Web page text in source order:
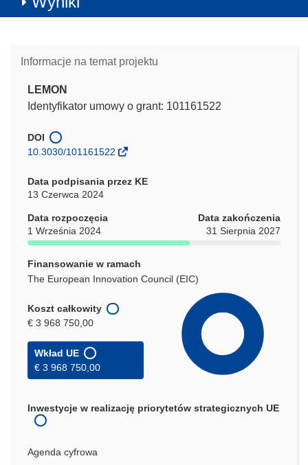
Informacje na temat projektu
LEMON
Identyfikator umowy o grant: 101161522
DOI
10.3030/101161522
Data podpisania przez KE
13 Czerwca 2024
Data rozpoczęcia
1 Września 2024
Data zakończenia
31 Sierpnia 2027
Finansowanie w ramach
The European Innovation Council (EIC)
Koszt całkowity
€ 3 968 750,00
Wkład UE
€ 3 968 750,00
Inwestycje w realizację priorytetów strategicznych UE
Agenda cyfrowa